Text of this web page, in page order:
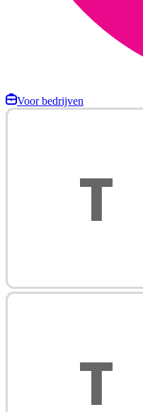
Voor bedrijven